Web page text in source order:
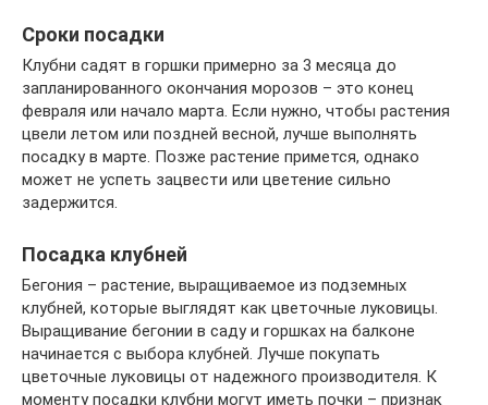
Сроки посадки
Клубни садят в горшки примерно за 3 месяца до
запланированного окончания морозов – это конец
февраля или начало марта. Если нужно, чтобы растения
цвели летом или поздней весной, лучше выполнять
посадку в марте. Позже растение примется, однако
может не успеть зацвести или цветение сильно
задержится.
Посадка клубней
Бегония – растение, выращиваемое из подземных
клубней, которые выглядят как цветочные луковицы.
Выращивание бегонии в саду и горшках на балконе
начинается с выбора клубней. Лучше покупать
цветочные луковицы от надежного производителя. К
моменту посадки клубни могут иметь почки – признак